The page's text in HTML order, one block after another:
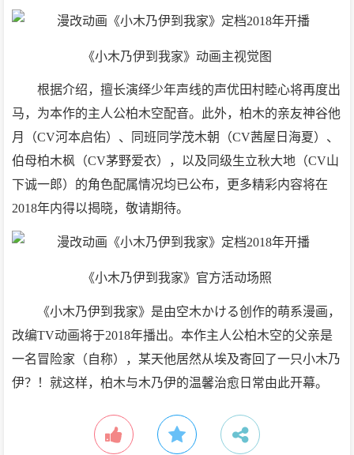
《小木乃伊到我家》动画主视觉图
根据介绍，擅长演绎少年声线的声优田村睦心将再度出
马，为本作的主人公柏木空配音。此外，柏木的亲友神谷他
月（CV河本启佑）、同班同学茂木朝（CV茜屋日海夏）、
伯母柏木枫（CV茅野爱衣），以及同级生立秋大地（CV山
下诚一郎）的角色配属情况均已公布，更多精彩内容将在
2018年内得以揭晓，敬请期待。
《小木乃伊到我家》官方活动场照
《小木乃伊到我家》是由空木かける创作的萌系漫画，
改编TV动画将于2018年播出。本作主人公柏木空的父亲是
一名冒险家（自称），某天他居然从埃及寄回了一只小木乃
伊？！就这样，柏木与木乃伊的温馨治愈日常由此开幕。